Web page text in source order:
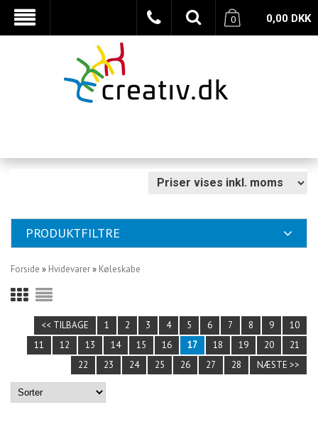
0,00 DKK
0
PRODUKTFILTRE
Forside » Hvidevarer» Køleskabe
<< TILBAGE 1 2 3 4 5 6 7 8 9
10
11
12 13 14 15 16 17 18 19 20
21
22
23 24 25 26 27 28 NÆSTE >>